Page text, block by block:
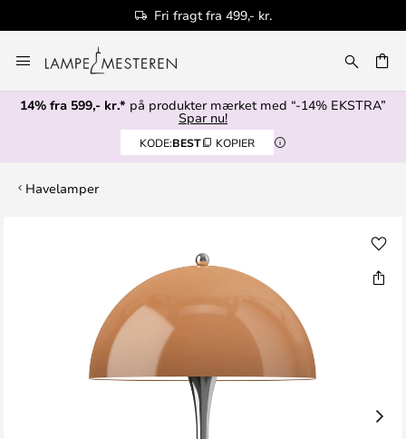
Fri fragt fra 499,- kr.
to
Content
14% fra 599,- kr.* på produkter mærket med “-14% EKSTRA”
Spar nu!
KODE:BEST KOPIER
Havelamper